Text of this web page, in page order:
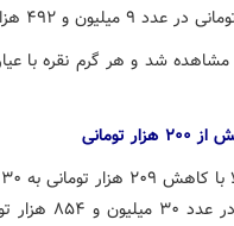
نقدی نیز با